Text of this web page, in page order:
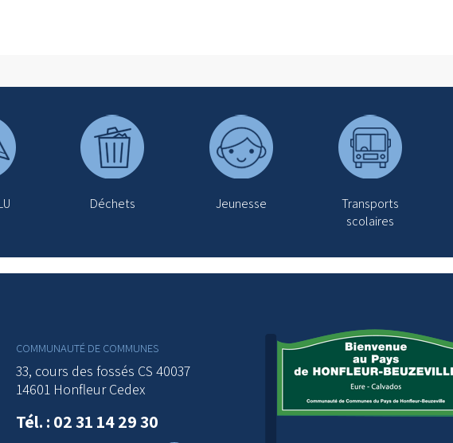
Déchets Jeunesse
Transports
scolaires
COMMUNAUTÉ DE COMMUNES
33, cours des fossés CS 40037
14601 Honfleur Cedex
Tél. : 02 31 14 29 30